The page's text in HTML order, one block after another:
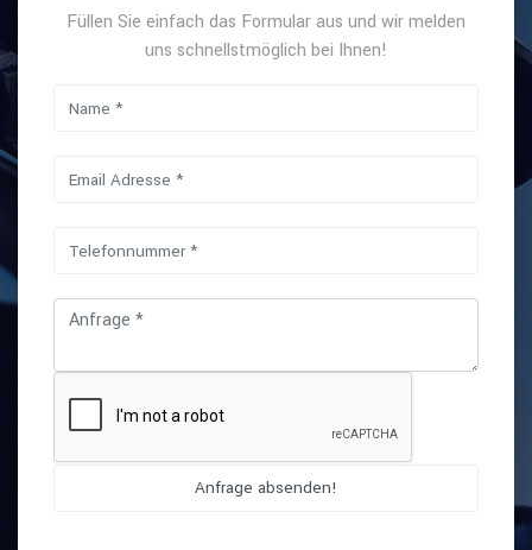
Füllen Sie einfach das Formular aus und wir melden
uns schnellstmöglich bei Ihnen!